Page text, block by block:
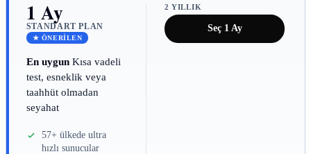
1 Ay
STANDART PLAN
★ ÖNERILEN
En uygunKısa vadeli
test, esneklik veya
taahhüt olmadan
seyahat
57+ ülkede ultra
hızlı sunucular
2 YILLIK
Seç 1 Ay